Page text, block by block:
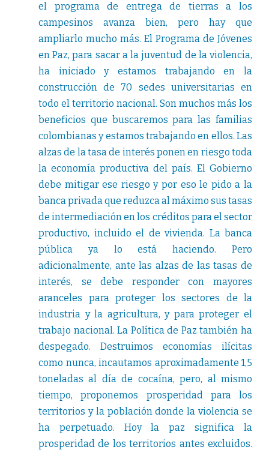
el programa de entrega de tierras a los
campesinos avanza bien, pero hay que
ampliarlo mucho más. El Programa de Jóvenes
en Paz, para sacar a la juventud de la violencia,
ha iniciado y estamos trabajando en la
construcción de 70 sedes universitarias en
todo el territorio nacional. Son muchos más los
beneficios que buscaremos para las familias
colombianas y estamos trabajando en ellos. Las
alzas de la tasa de interés ponen en riesgo toda
la economía productiva del país. El Gobierno
debe mitigar ese riesgo y por eso le pido a la
banca privada que reduzca al máximo sus tasas
de intermediación en los créditos para el sector
productivo, incluido el de vivienda. La banca
pública ya lo está haciendo. Pero
adicionalmente, ante las alzas de las tasas de
interés, se debe responder con mayores
aranceles para proteger los sectores de la
industria y la agricultura, y para proteger el
trabajo nacional. La Política de Paz también ha
despegado. Destruimos economías ilícitas
como nunca, incautamos aproximadamente 1,5
toneladas al día de cocaína, pero, al mismo
tiempo, proponemos prosperidad para los
territorios y la población donde la violencia se
ha perpetuado. Hoy la paz significa la
prosperidad de los territorios antes excluidos.